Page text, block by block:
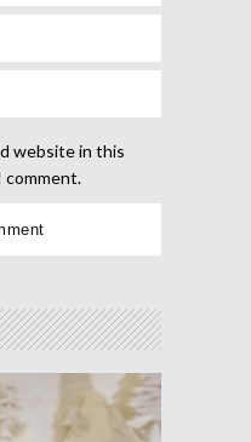
website in this